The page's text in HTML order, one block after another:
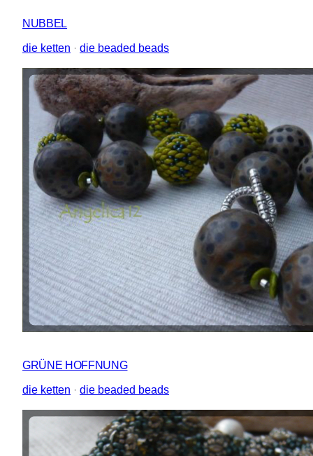
NUBBEL
die ketten · die beaded beads
GRÜNE HOFFNUNG
die ketten · die beaded beads